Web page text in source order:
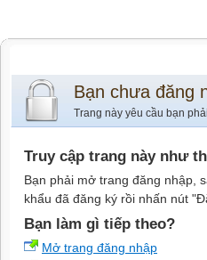
Bạn chưa đăng
Trang này yêu cầu bạn
Truy cập trang này như
Bạn phải mở trang đăng nhập,
khẩu đã đăng ký rồi nhấn nút
Bạn làm gì tiếp theo?
Mở trang đăng nhập